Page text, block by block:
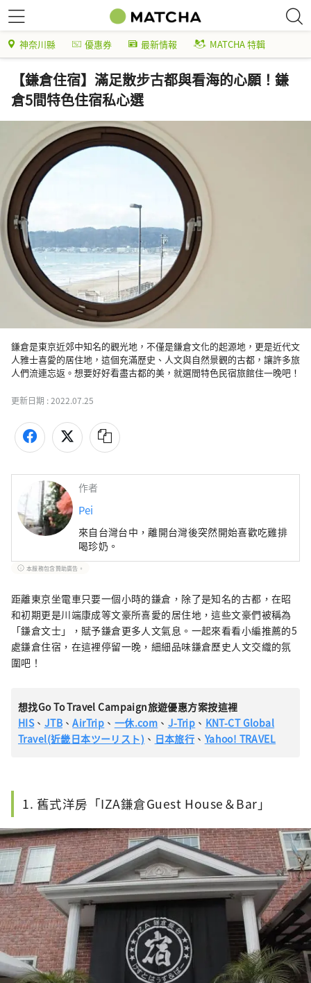
神奈川縣 優惠券 最新情報 MATCHA 特輯
【鎌倉住宿】滿足散步古都與看海的心願！鎌
倉5間特色住宿私心選
鎌倉是東京近郊中知名的觀光地，不僅是鎌倉文化的起源地，更是近代文
人雅士喜愛的居住地，這個充滿歷史、人文與自然景觀的古都，讓許多旅
人們流連忘返。想要好好看盡古都的美，就選間特色民宿旅館住一晚吧！
更新日期 :2022.07.25
作者
Pei
來自台灣台中，離開台灣後突然開始喜歡吃雞排
喝珍奶。
本服務包含贊助廣告。
距離東京坐電車只要一個小時的鎌倉，除了是知名的古都，在昭
和初期更是川端康成等文豪所喜愛的居住地，這些文豪們被稱為
「鎌倉文士」，賦予鎌倉更多人文氣息。一起來看看小編推薦的5
處鎌倉住宿，在這裡停留一晚，細細品味鎌倉歷史人文交織的氛
圍吧！
想找Go To Travel Campaign旅遊優惠方案按這裡
HIS、 JTB、AirTrip 、 一休.com 、 J-Trip 、 KNT-CT Global
Travel(近畿日本ツーリスト) 、 日本旅行 、 Yahoo! TRAVEL
1. 舊式洋房「IZA鎌倉Guest House＆Bar」